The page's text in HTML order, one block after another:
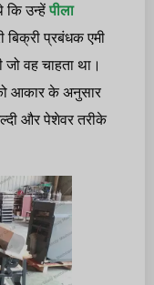
कि उन्हेंपीला
बिक्री प्रबंधक एमी
वह चाहता था।
आकार के अनुसार
और पेशेवर तरीके